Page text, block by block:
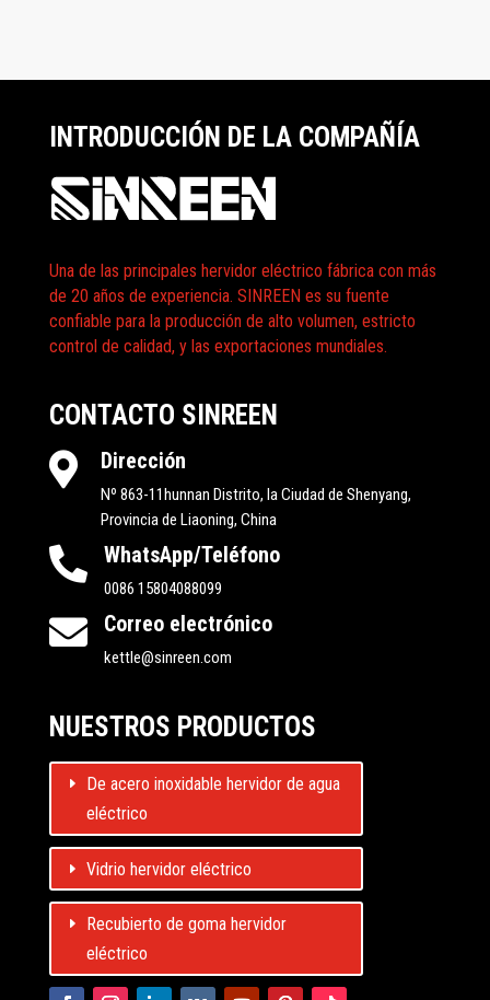
INTRODUCCIÓN DE LA COMPAÑÍA
Una de las principales hervidor eléctrico fábrica con más
de 20 años de experiencia. SINREEN es su fuente
confiable para la producción de alto volumen, estricto
control de calidad, y las exportaciones mundiales.
CONTACTO SINREEN
 Dirección
Nº 863-11hunnan Distrito, la Ciudad de Shenyang,
Provincia de Liaoning, China
 WhatsApp/Teléfono
0086 15804088099
 Correo electrónico
kettle@sinreen.com
NUESTROS PRODUCTOS
De acero inoxidable hervidor de agua
eléctrico
Vidrio hervidor eléctrico
Recubierto de goma hervidor
eléctrico